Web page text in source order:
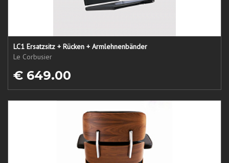
LC1 Ersatzsitz + Rücken + Armlehnenbänder
Le Corbusier
€ 649.00